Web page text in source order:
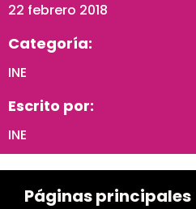
22 febrero 2018
Categoría:
INE
Escrito por:
INE
Páginas principales